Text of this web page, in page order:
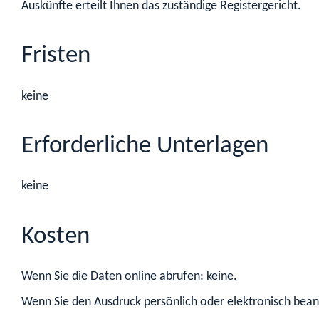
Auskünfte erteilt Ihnen das zuständige Registergericht.
Fristen
keine
Erforderliche Unterlagen
keine
Kosten
Wenn Sie die Daten online abrufen: keine.
Wenn Sie den Ausdruck persönlich oder elektronisch